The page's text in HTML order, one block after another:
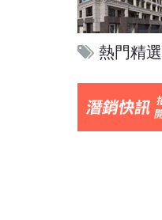
熱門精選